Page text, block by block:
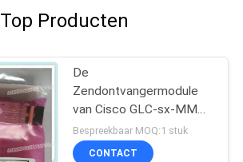
Top Producten
De
Zendontvangermodule
van Cisco GLC-sx-MMD
1000base-SX SFP
Bespreekbaar MOQ:1 stuk
CONTACT